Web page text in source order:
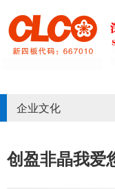
企业文化
创盈非晶我爱